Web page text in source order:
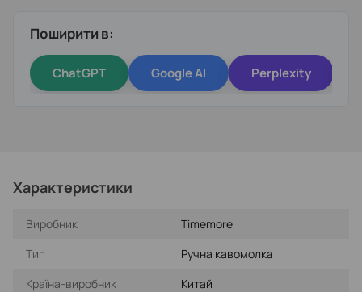
Поширити в:
ChatGPT Google AI Perplexity
Характеристики
Виробник
Timemore
Тип
Ручна кавомолка
Країна-виробник
Китай